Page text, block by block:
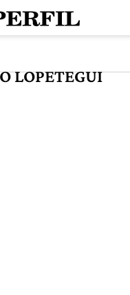
LOPETEGUI